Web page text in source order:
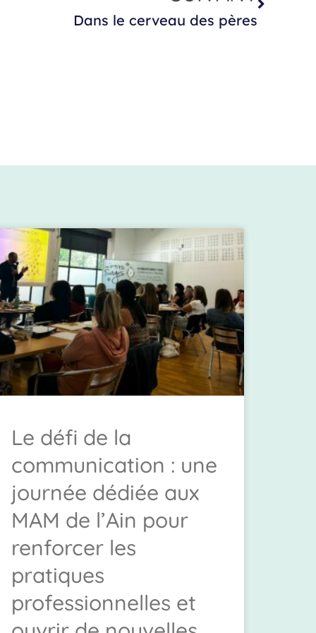
Dans le cerveau des pères
Le défi de la
communication : une
journée dédiée aux
MAM de l’Ain pour
renforcer les
pratiques
professionnelles et